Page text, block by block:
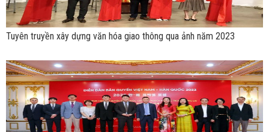
Tuyên truyền xây dựng văn hóa giao thông qua ảnh năm 2023